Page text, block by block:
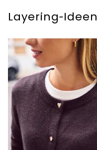
Layering‑Ideen